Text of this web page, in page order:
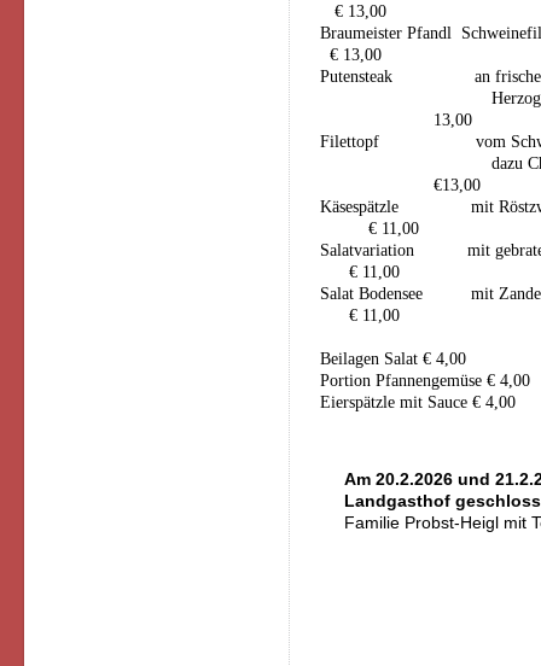
€ 13,00
Braumeister Pfandl
€ 13,00
Putensteak an frischer
13,00
Filettopf vom
€13,00
€ 11,00
Salatvariation
€ 11,00
Salat Bodensee mit
€ 11,00
Beilagen Salat € 4,00
Portion Pfannengemüse € 4,00
Eierspätzle mit Sauce € 4,00
Am 20.2.2026 und
Landgasthof
Familie Probst-Heigl mit